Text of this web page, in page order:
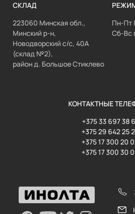
СКЛАД
223060 Минская обл.,
Минский р-н,
Новодворский с/с, 40А
(склад №2),
район д. Большое Стиклево
Пн-Пт
Сб-Вс
КОНТАКТНЫЕ
+375 33 697 38
+375 29 642 25
+375 17 300 20
+375 17 300 30